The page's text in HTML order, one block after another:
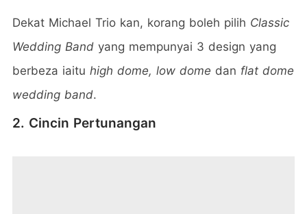
Dekat Michael Trio kan, korang boleh pilih Classic
Wedding Band yang mempunyai 3 design yang
berbeza iaitu high dome, low dome dan flat dome
wedding band.
2. Cincin Pertunangan